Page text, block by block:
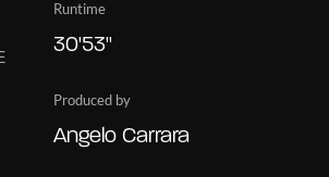
Runtime
30'53''
Produced by
Angelo Carrara